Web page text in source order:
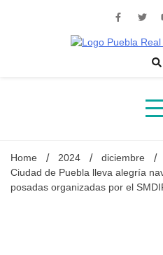
Noticias de actualidad de Puebla,
Home 2024 diciembre
Ciudad de Puebla lleva alegría
posadas organizadas por el